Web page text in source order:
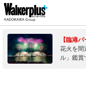
【臨港
花火を間
ル」鑑賞